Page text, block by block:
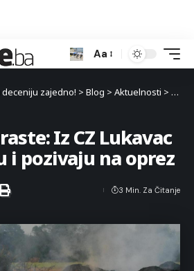
Aa
deceniju zajedno! > Blog > Aktuelnosti > Crna
Iz CZ Lukavac
i pozivaju na oprez
3 Min. Za Čitanje